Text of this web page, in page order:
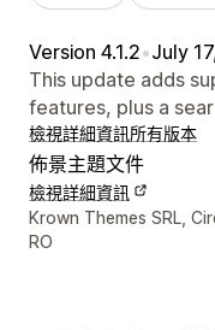
Version 4.1.2•July
This update adds
features, plus a
檢視詳細資訊所有版本
佈景主題文件
檢視詳細資訊
設計者聯絡詳細資訊
Krown Themes SRL,
RO